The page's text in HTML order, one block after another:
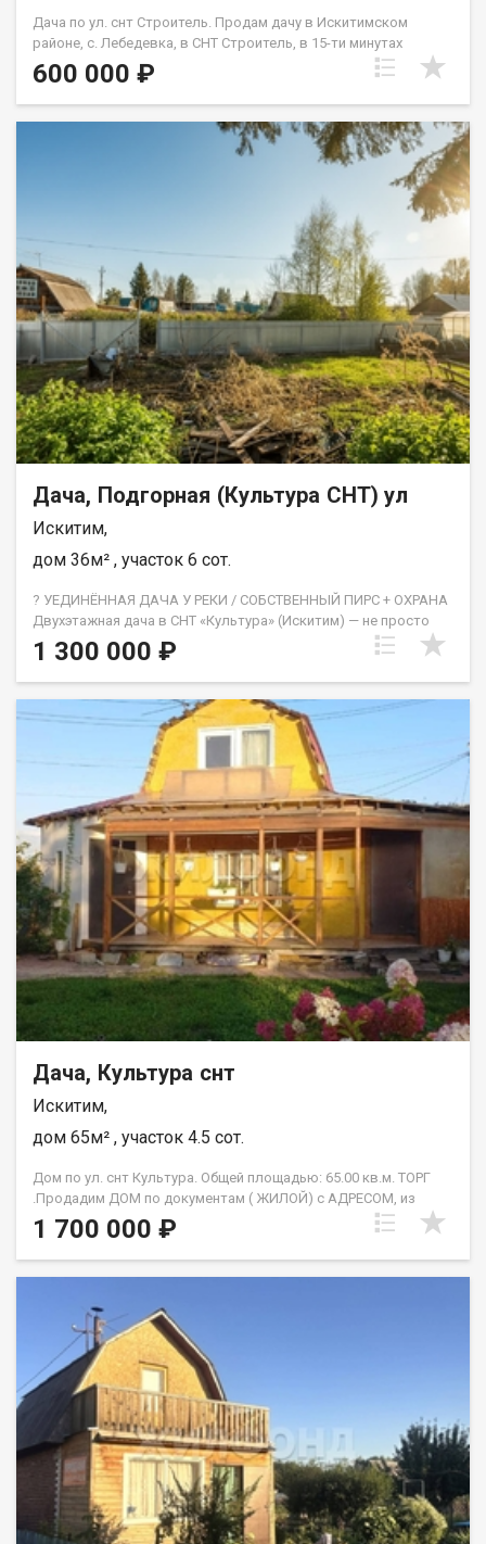
Дача по ул. снт Строитель. Продам дачу в Искитимском
районе, с. Лебедевка, в СНТ Строитель, в 15-ти минутах
ходьбы от станции Обской залив, в двух минутах от
автобусной остановки, в шаговой доступности магазины и
пляж. Участок 5,5 соток, на территории расположен
кирпичный дом, состоящий из одной комнаты и кухни, к дому
пристроена веранда, также на участке две теплицы, из
посадок есть: малина, клубника, крыжовник, яблони, вишня,
смородина и многое другое. Очень спокойное и уютное место!
По утрам щебечут птички, вокруг зелень и тишина! Жить
можно с апреля по октябрь, в доме печное отопление. Для
просмотра данного варианта звоните, отвечу на все Ваши
вопросы, запланируем и проведем показ. Возможен обмен на
вашу недвижимость. Возможна продажа в рассрочку. При
звонке, пожалуйста, сообщите номер варианта -
JV008000102311.
600 000 ₽
Дача, Подгорная (Культура СНТ) ул
Искитим,
дом 36м² , участок 6 сот.
? УЕДИНЁННАЯ ДАЧА У РЕКИ / СОБСТВЕННЫЙ ПИРС + ОХРАНА
Двухэтажная дача в СНТ «Культура» (Искитим) — не просто
«домик в деревне», а закрытый клубный формат. Внизу
тёплый гараж для машины и инвентаря, наверху — светлая
комната 36 м² . Въезд через шлагбаум, территория под
охраной — оставляете вещи и не переживаете. ? Детали
объекта: ✅ Дом: 36 м² / 1 комната / Два этажа (гараж + жилая
зона) ✅ Участок: 5 соток с кедром и елями ✅ Собственник: 1
взрослый / Никаких обременений (чистая продажа) ✅ Цена: 1
300 000 ₽ — дешевле городской парковки ? Комфорт и
инфраструктура: • 3 минуты — река с пирсом. Купаться и
ловить рыбу могут только собственники СНТ, посторонних
нет • 5 минут — автобус, магазин (купить хлеб и молоко) • 10
минут — станция электрички: до Новосибирска 1.5 ч,
до Искитима 15 мин ? Почему это актив: река за шлагбаумом
— это ваш личный курорт. Охраняемое СНТ — редкость для
дач. ? Приглашаем на просмотр. Станьте обладателем тихой,
чистой дачи вдали от городской суеты. Подходит для
круглогодичного отдыха или сдачи посуточно — уникальное
место быстро окупается. Код пользователя: 199789 Номер в
базе: 12460122
1 300 000 ₽
Дача, Культура снт
Искитим,
дом 65м² , участок 4.5 сот.
Дом по ул. снт Культура. Общей площадью: 65.00 кв.м. ТОРГ
.Продадим ДОМ по документам ( ЖИЛОЙ) с АДРЕСОМ, из
кирпича фендамент цельно заливная плита. В этом году
пристроена веранда. В доме выполнен ремонт. три комнаты
на первом этаже,сан узел в доме отдельная комната со
скважиной. И одна большая на втором с видом на реку Бердь
находится на берегу реки Бердь. Отсыпан плодородной
землёй, есть теплица, туалет и хозблок. На участке есть
кустарники смородины, малины
,калины,вишни,крыжовника,яблоня,грядки с клубникой. В
конце участка .Водоём который соединяется протокой с
рекой Бердь, что позволит вам на лодке от участка
выплывать на реку Бердь, что очень удобно для любителей
рыбалки и охоты. Поливочная вода с мая по октябрь в летний
период подаёться без ограничений каждый день.
Электроэнергия круглый год, Дороги чистятся круглый год,
так как соседи живут зимой. Магазин на въезде в общество,
1 700 000 ₽